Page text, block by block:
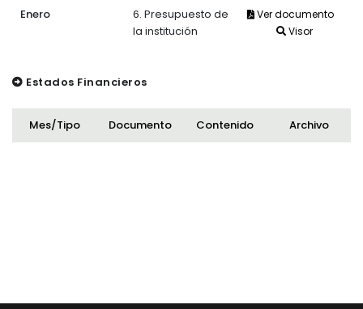
Enero
6. Presupuesto de
la institución
Ver documento
Visor
Estados Financieros
Mes/Tipo Documento Contenido Archivo